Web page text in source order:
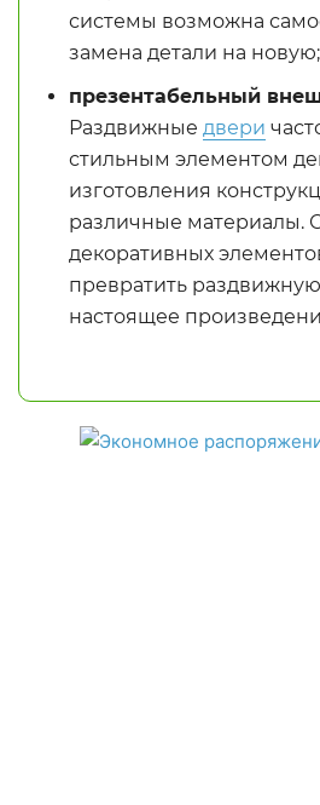
системы возможна
замена детали на новую;
презентабельный
Раздвижные двери
стильным элементом
изготовления
различные материалы.
декоративных
превратить
настоящее